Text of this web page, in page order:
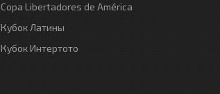
Copa Libertadores de América
Кубок Латины
Кубок Интертото